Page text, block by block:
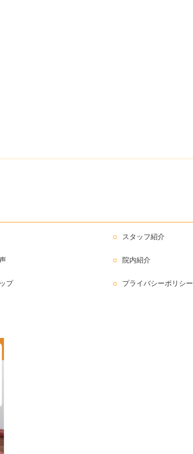
スタッフ紹介
院内紹介
プ プライバシーポリシー